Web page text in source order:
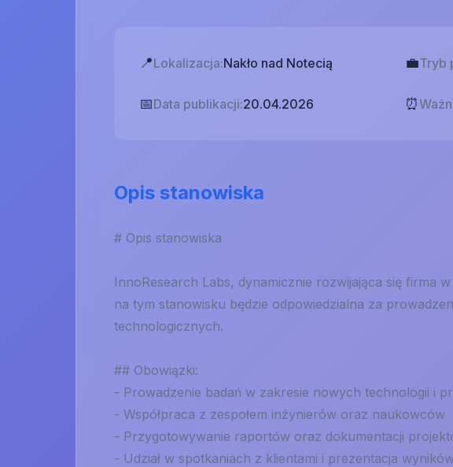
📍Lokalizacja:Nakło nad Notecią 💼Tryb
📅Data publikacji:20.04.2026 ⏰
Opis stanowiska
# Opis stanowiska
InnoResearch Labs, dynamicznie rozwijająca się firma
na tym stanowisku będzie odpowiedzialna za
technologicznych.
## Obowiązki:
- Prowadzenie badań w zakresie nowych technologii i
- Współpraca z zespołem inżynierów oraz naukowców
- Przygotowywanie raportów oraz dokumentacji
- Udział w spotkaniach z klientami i prezentacja